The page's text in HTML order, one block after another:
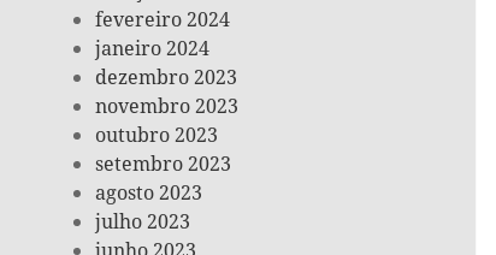
fevereiro 2024
janeiro 2024
dezembro 2023
novembro 2023
outubro 2023
setembro 2023
agosto 2023
julho 2023